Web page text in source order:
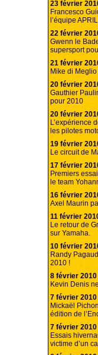
23 février
Francesco
l’équipe
22 février
Gwenn le
supersport
21 février
Mike di
20 février
Gauthier
pour 2010
20 février
L’expérience
les pilotes
19 février
Le circuit de
17 février
Premiers
le team
16 février
Axel Maurin
11 février
Le retour de
sur Yamaha.
10 février
Randy
2010 !
8 février 2010
Kevin Denis
7 février 2010
Mickaël
édition de
7 février 2010
Essais
victime d’un